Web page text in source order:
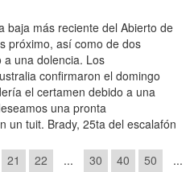
baja más reciente del Abierto de
próximo, así como de dos
una dolencia. Los
confirmaron el domingo
el certamen debido a una
una pronta
un tuit. Brady, 25ta del escalafón
21 22 ... 30 40 50 ...